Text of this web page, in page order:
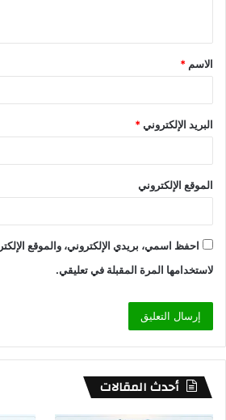
الاسم *
البريد الإلكتروني*
الموقع الإلكتروني
احفظ اسمي، بريدي الإلكتروني، والموقع
لاستخدامها المرة المقبلة في تعليقي.
أحدث المقالات